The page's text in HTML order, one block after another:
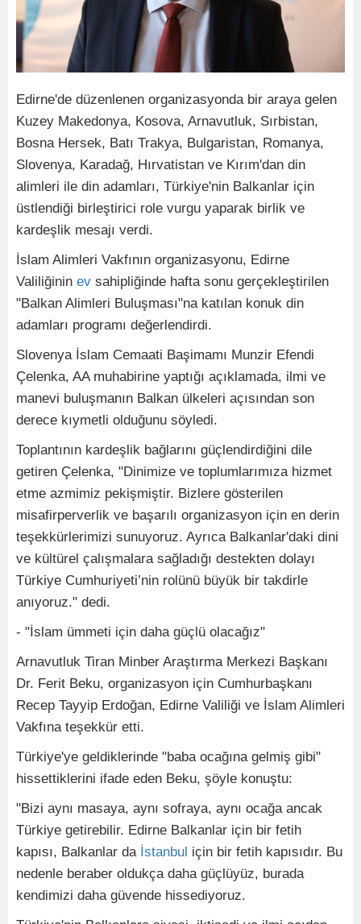
Edirne'de düzenlenen organizasyonda bir araya gelen
Kuzey Makedonya, Kosova, Arnavutluk, Sırbistan,
Bosna Hersek, Batı Trakya, Bulgaristan, Romanya,
Slovenya, Karadağ, Hırvatistan ve Kırım'dan din
alimleri ile din adamları, Türkiye'nin Balkanlar için
üstlendiği birleştirici role vurgu yaparak birlik ve
kardeşlik mesajı verdi.
İslam Alimleri Vakfının organizasyonu, Edirne
Valiliğinin ev sahipliğinde hafta sonu gerçekleştirilen
"Balkan Alimleri Buluşması"na katılan konuk din
adamları programı değerlendirdi.
Slovenya İslam Cemaati Başimamı Munzir Efendi
Çelenka, AA muhabirine yaptığı açıklamada, ilmi ve
manevi buluşmanın Balkan ülkeleri açısından son
derece kıymetli olduğunu söyledi.
Toplantının kardeşlik bağlarını güçlendirdiğini dile
getiren Çelenka, "Dinimize ve toplumlarımıza hizmet
etme azmimiz pekişmiştir. Bizlere gösterilen
misafirperverlik ve başarılı organizasyon için en derin
teşekkürlerimizi sunuyoruz. Ayrıca Balkanlar'daki dini
ve kültürel çalışmalara sağladığı destekten dolayı
Türkiye Cumhuriyeti’nin rolünü büyük bir takdirle
anıyoruz." dedi.
- "İslam ümmeti için daha güçlü olacağız"
Arnavutluk Tiran Minber Araştırma Merkezi Başkanı
Dr. Ferit Beku, organizasyon için Cumhurbaşkanı
Recep Tayyip Erdoğan, Edirne Valiliği ve İslam Alimleri
Vakfına teşekkür etti.
Türkiye'ye geldiklerinde "baba ocağına gelmiş gibi"
hissettiklerini ifade eden Beku, şöyle konuştu:
"Bizi aynı masaya, aynı sofraya, aynı ocağa ancak
Türkiye getirebilir. Edirne Balkanlar için bir fetih
kapısı, Balkanlar da İstanbul için bir fetih kapısıdır. Bu
nedenle beraber oldukça daha güçlüyüz, burada
kendimizi daha güvende hissediyoruz.